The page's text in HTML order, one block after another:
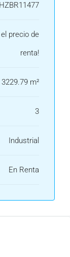
HZBR11477
el precio de
renta!
3229.79 m²
3
Industrial
En Renta